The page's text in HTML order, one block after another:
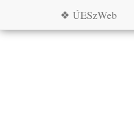
❖ ÚESzWeb